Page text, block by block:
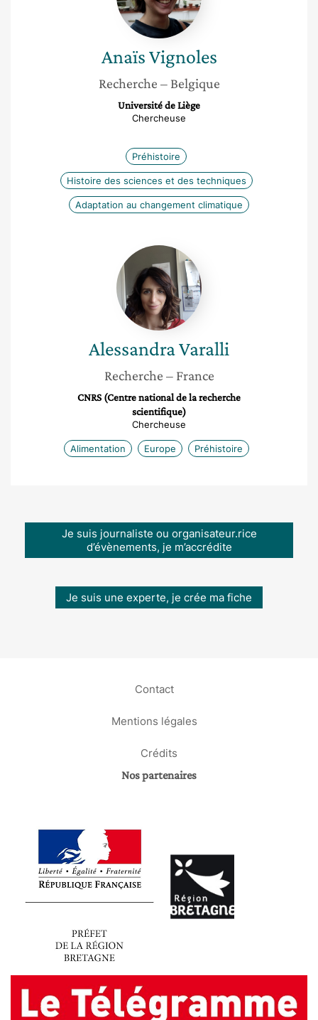
AnaïsVignoles
Recherche – Belgique
Université de Liège
Chercheuse
Préhistoire
Histoire des sciences et des techniques
Adaptation au changement climatique
Alessandra
Varalli
AlessandraVaralli
Recherche – France
CNRS (Centre national de la recherche
scientifique)
Chercheuse
Alimentation Europe Préhistoire
Je suis journaliste ou organisateur.rice
d’évènements, je m’accrédite
Je suis une experte, je crée ma fiche
Contact
Mentions légales
Crédits
Nos partenaires